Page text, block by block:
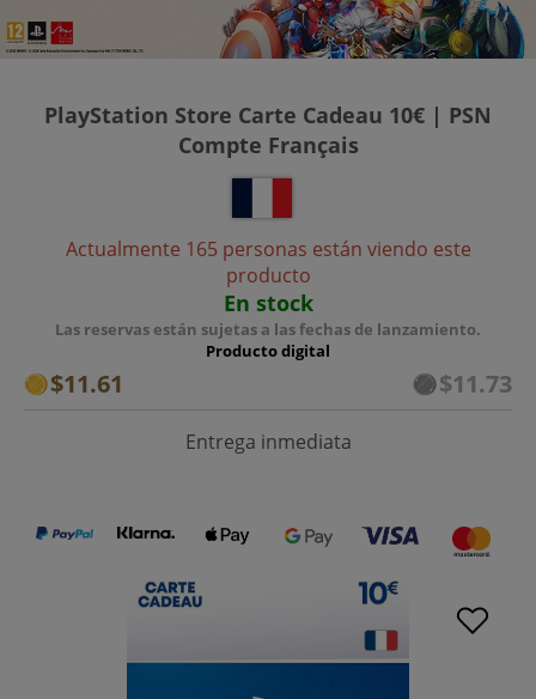
PlayStation Store Carte Cadeau 10€ | PSN
Compte Français
Actualmente 165 personas están viendo este
producto
En stock
Las reservas están sujetas a las fechas de lanzamiento.
Producto digital
$11.61 $11.73
Entrega inmediata